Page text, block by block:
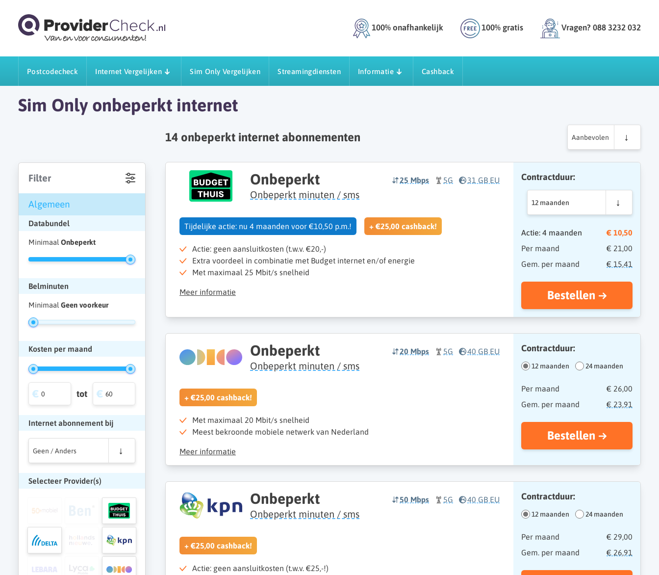
100% onafhankelijk 100% gratis Vragen? 088 3232 032
Postcodecheck Internet Vergelijken Sim Only Vergelijken Streamingdiensten Informatie Cashback
Sim Only onbeperkt internet
Filter
Algemeen
Databundel
Minimaal Onbeperkt
Belminuten
Minimaal Geen voorkeur
Kosten per maand
tot
Internet abonnement bij
Geen / Anders
Selecteer Provider(s)
14 onbeperkt internet abonnementen Aanbevolen
Onbeperkt
Onbeperkt minuten / sms
25 Mbps 5G 31 GB EU
Tijdelijke actie: nu 4 maanden voor €10,50 p.m.! + €25,00 cashback!
Actie: geen aansluitkosten (t.w.v. €20,-)
Extra voordeel in combinatie met Budget internet en/of energie
Met maximaal 25 Mbit/s snelheid
Meer informatie
Contractduur:
12 maanden
Actie: 4 maanden
€ 10,50
Per maand
€ 21,00
Gem. per maand
€ 15,41
Bestellen
Onbeperkt
Onbeperkt minuten / sms
20 Mbps 5G 40 GB EU
+ €25,00 cashback!
Met maximaal 20 Mbit/s snelheid
Meest bekroonde mobiele netwerk van Nederland
Meer informatie
Contractduur:
12 maanden 24 maanden
Per maand
€ 26,00
Gem. per maand
€ 23,91
Bestellen
Onbeperkt
Onbeperkt minuten / sms
50 Mbps 5G 40 GB EU
+ €25,00 cashback!
Actie: geen aansluitkosten (t.w.v. €25,-!)
Contractduur:
12 maanden 24 maanden
Per maand
€ 29,00
Gem. per maand
€ 26,91